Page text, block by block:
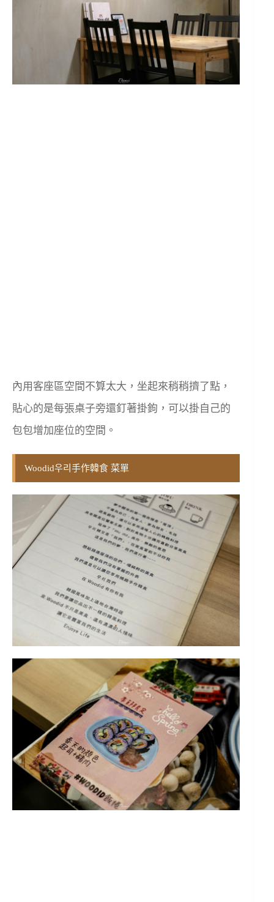
內用客座區空間不算太大，坐起來稍稍擠了點，
貼心的是每張桌子旁還釘著掛鉤，可以掛自己的
包包增加座位的空間。
Woodid우리手作韓食 菜單